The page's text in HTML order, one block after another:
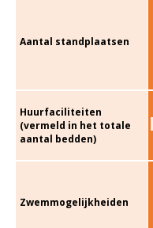
Aantal standplaatsen
Huurfaciliteiten
(vermeld in het totale
aantal bedden)
Zwemmogelijkheiden